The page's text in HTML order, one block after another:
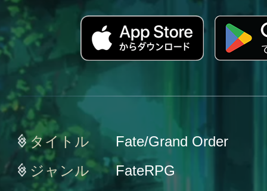
タイトル
Fate/Grand Order
ジャンル
FateRPG